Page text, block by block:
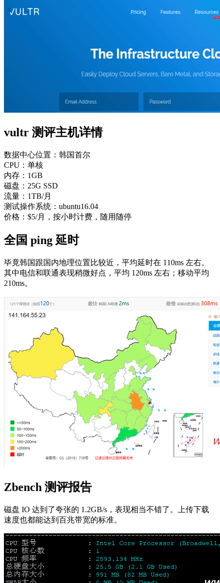
vultr 测评主机详情
数据中心位置：韩国首尔
CPU：单核
内存：1GB
磁盘：25G SSD
流量：1TB/月
测试操作系统：ubuntu16.04
价格：$5/月，按小时计费，随用随停
全国 ping 延时
毕竟韩国跟国内地理位置比较近，平均延时在 110ms 左右。
其中电信和联通表现稍微好点，平均 120ms 左右；移动平均
210ms。
Zbench 测评报告
磁盘 IO 达到了夸张的 1.2GB/s，表现相当不错了。上传下载
速度也都能达到百兆带宽的标准。